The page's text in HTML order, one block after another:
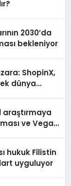
2030’da
bekleniyor
ShopinX,
dünya
araştırmaya
ve Vegan
hukuk Filistin
uyguluyor